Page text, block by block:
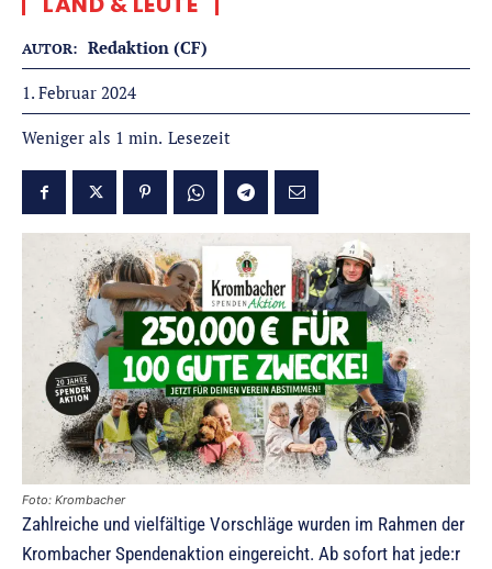
AUTOR: Redaktion (CF)
1. Februar 2024
Weniger als 1 min. Lesezeit
Foto: Krombacher
Zahlreiche und vielfältige Vorschläge wurden im Rahmen der
Krombacher Spendenaktion eingereicht. Ab sofort hat jede:r